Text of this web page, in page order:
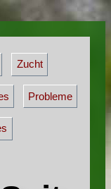
Zucht
Probleme